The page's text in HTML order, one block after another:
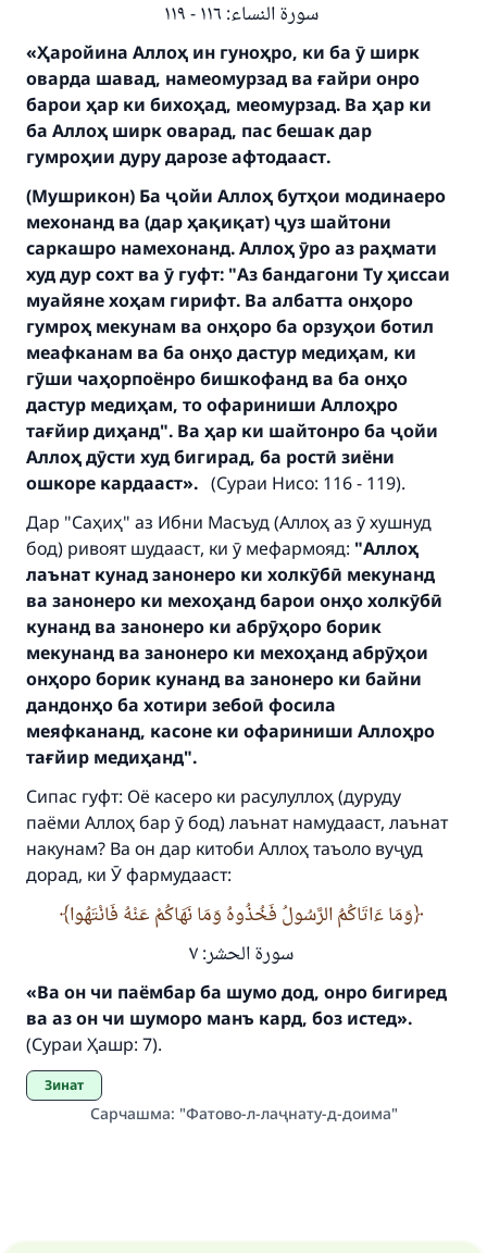
سورة النساء: ١١٦ - ١١٩
«Ҳаройина Аллоҳ ин гуноҳро, ки ба ӯ ширк
оварда шавад, намеомурзад ва ғайри онро
барои ҳар ки бихоҳад, меомурзад. Ва ҳар ки
ба Аллоҳ ширк оварад, пас бешак дар
гумроҳии дуру дарозе афтодааст.
(Мушрикон) Ба ҷойи Аллоҳ бутҳои модинаеро
мехонанд ва (дар ҳақиқат) ҷуз шайтони
саркашро намехонанд. Аллоҳ ӯро аз раҳмати
худ дур сохт ва ӯ гуфт: "Аз бандагони Ту ҳиссаи
муайяне хоҳам гирифт. Ва албатта онҳоро
гумроҳ мекунам ва онҳоро ба орзуҳои ботил
меафканам ва ба онҳо дастур медиҳам, ки
гӯши чаҳорпоёнро бишкофанд ва ба онҳо
дастур медиҳам, то офариниши Аллоҳро
тағйир диҳанд". Ва ҳар ки шайтонро ба ҷойи
Аллоҳ дӯсти худ бигирад, ба ростӣ зиёни
ошкоре кардааст». (Сураи Нисо: 116 - 119).
Дар "Саҳиҳ" аз Ибни Масъуд (Аллоҳ аз ӯ хушнуд
бод) ривоят шудааст, ки ӯ мефармояд: "Аллоҳ
лаънат кунад занонеро ки холкӯбӣ мекунанд
ва занонеро ки мехоҳанд барои онҳо холкӯбӣ
кунанд ва занонеро ки абрӯҳоро борик
мекунанд ва занонеро ки мехоҳанд абрӯҳои
онҳоро борик кунанд ва занонеро ки байни
дандонҳо ба хотири зебоӣ фосила
меяфкананд, касоне ки офариниши Аллоҳро
тағйир медиҳанд".
Сипас гуфт: Оё касеро ки расулуллоҳ (дуруду
паёми Аллоҳ бар ӯ бод) лаънат намудааст, лаънат
накунам? Ва он дар китоби Аллоҳ таъоло вуҷуд
дорад, ки Ӯ фармудааст:
وَمَا ءَاتَاكُمُ الرَّسُولُ فَخُذُوهُ وَمَا نَهَاكُمْ عَنْهُ فَانْتَهُوا
سورة الحشر: ٧
«Ва он чи паёмбар ба шумо дод, онро бигиред
ва аз он чи шуморо манъ кард, боз истед».
(Сураи Ҳашр: 7).
Зинат
Сарчашма: "Фатово-л-лаҷнату-д-доима"
Make an impact on millions of lives
with your contribution today
Your support is crucial for our mission.
The Prophet (ﷺ) said:
"A person who leads others to doing what is
good will earn the same reward as those who
do it."
(MUSLIM, 1893)
Support IslamQA